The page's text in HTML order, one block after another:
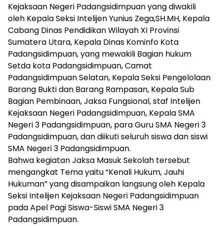
Kejaksaan Negeri Padangsidimpuan yang diwakili
oleh Kepala Seksi Intelijen Yunius Zega,SH.MH, Kepala
Cabang Dinas Pendidikan Wilayah XI Provinsi
Sumatera Utara, Kepala Dinas Kominfo Kota
Padangsidimpuan, yang mewakili Bagian hukum
Setda kota Padangsidimpuan, Camat
Padangsidimpuan Selatan, Kepala Seksi Pengelolaan
Barang Bukti dan Barang Rampasan, Kepala Sub
Bagian Pembinaan, Jaksa Fungsional, staf Intelijen
Kejaksaan Negeri Padangsidimpuan, Kepala SMA
Negeri 3 Padangsidimpuan, para Guru SMA Negeri 3
Padangsidimpuan, dan diikuti seluruh siswa dan siswi
SMA Negeri 3 Padangsidimpuan.
Bahwa kegiatan Jaksa Masuk Sekolah tersebut
mengangkat Tema yaitu “Kenali Hukum, Jauhi
Hukuman” yang disampaikan langsung oleh Kepala
Seksi Intelijen Kejaksaan Negeri Padangsidimpuan
pada Apel Pagi Siswa-Siswi SMA Negeri 3
Padangsidimpuan.